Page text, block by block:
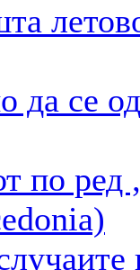
да се
по